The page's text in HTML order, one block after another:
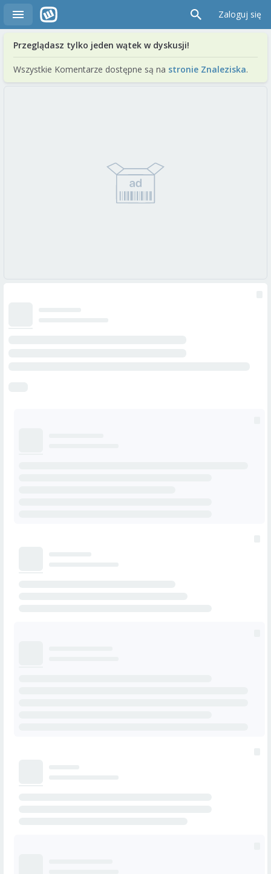
Zaloguj się
Przeglądasz tylko jeden wątek w dyskusji!
Wszystkie Komentarze dostępne są na stronie Znaleziska.